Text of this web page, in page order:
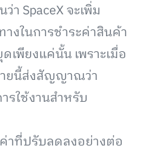
า SpaceX จะเพิ่ม
งในการชำระค่าสินค้า
เพียงแค่นั้น เพราะเมื่อ
ายนี้ส่งสัญญาณว่า
รใช้งานสำหรับ
าที่ปรับลดลงอย่างต่อ